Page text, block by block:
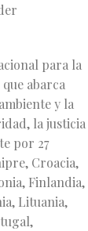
para la
abarca
y la
la justicia
por 27
Croacia,
Finlandia,
Lituania,